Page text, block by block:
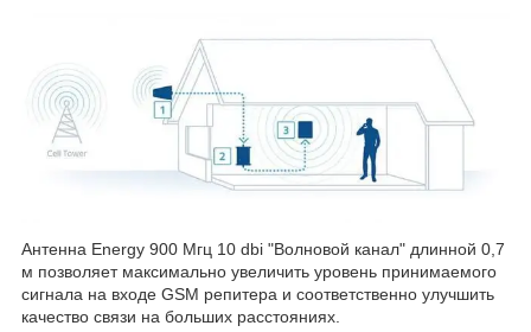
Антенна Energy 900 Мгц 10 dbi "Волновой канал" длинной 0,7
м позволяет максимально увеличить уровень принимаемого
сигнала на входе GSM репитера и соответственно улучшить
качество связи на больших расстояниях.